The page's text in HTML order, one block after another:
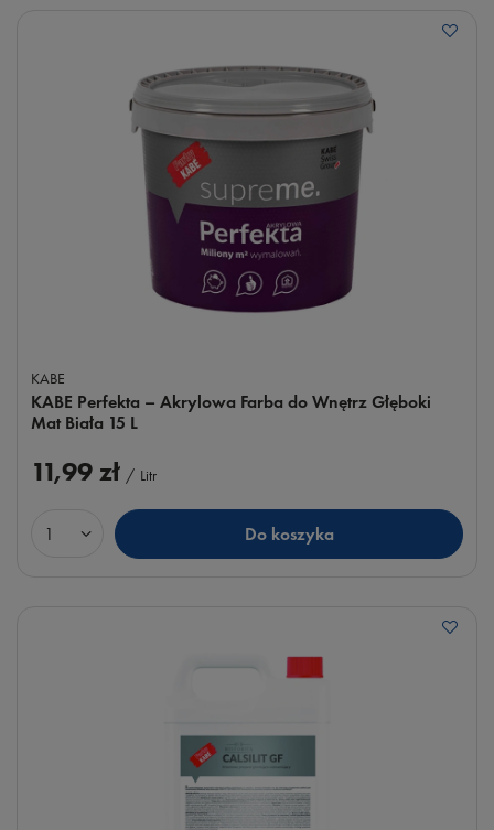
KABE
KABE Perfekta – Akrylowa Farba do Wnętrz Głęboki
Mat Biała 15 L
11,99 zł / Litr
Ilość produktów Do koszyka